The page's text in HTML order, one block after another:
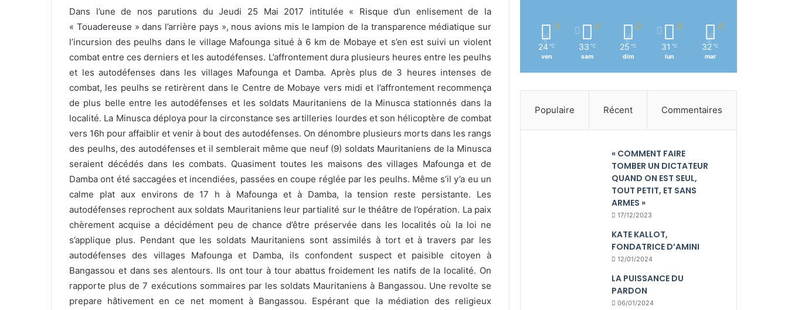
Dans l’une de nos parutions du Jeudi 25 Mai 2017 intitulée « Risque d’un enlisement de la
« Touadereuse » dans l’arrière pays », nous avions mis le lampion de la transparence médiatique sur
l’incursion des peulhs dans le village Mafounga situé à 6 km de Mobaye et s’en est suivi un violent
combat entre ces derniers et les autodéfenses. L’affrontement dura plusieurs heures entre les peulhs
et les autodéfenses dans les villages Mafounga et Damba. Après plus de 3 heures intenses de
combat, les peulhs se retirèrent dans le Centre de Mobaye vers midi et l’affrontement recommença
de plus belle entre les autodéfenses et les soldats Mauritaniens de la Minusca stationnés dans la
localité. La Minusca déploya pour la circonstance ses artilleries lourdes et son hélicoptère de combat
vers 16h pour affaiblir et venir à bout des autodéfenses. On dénombre plusieurs morts dans les rangs
des peulhs, des autodéfenses et il semblerait même que neuf (9) soldats Mauritaniens de la Minusca
seraient décédés dans les combats. Quasiment toutes les maisons des villages Mafounga et de
Damba ont été saccagées et incendiées, passées en coupe réglée par les peulhs. Même s’il y’a eu un
calme plat aux environs de 17 h à Mafounga et à Damba, la tension reste persistante. Les
autodéfenses reprochent aux soldats Mauritaniens leur partialité sur le théâtre de l’opération. La paix
chèrement acquise a décidément peu de chance d’être préservée dans les localités où la loi ne
s’applique plus. Pendant que les soldats Mauritaniens sont assimilés à tort et à travers par les
autodéfenses des villages Mafounga et Damba, ils confondent suspect et paisible citoyen à
Bangassou et dans ses alentours. Ils ont tour à tour abattus froidement les natifs de la localité. On
rapporte plus de 7 exécutions sommaires par les soldats Mauritaniens à Bangassou. Une revolte se
prepare hâtivement en ce net moment à Bangassou. Espérant que la médiation des religieux
24 ℃
ven
33 ℃
sam
25 ℃
dim
31 ℃
lun
32 ℃
mar
Populaire Récent Commentaires
« COMMENT FAIRE
TOMBER UN DICTATEUR
QUAND ON EST SEUL,
TOUT PETIT, ET SANS
ARMES »
17/12/2023
KATE KALLOT,
FONDATRICE D’AMINI
12/01/2024
LA PUISSANCE DU
PARDON
06/01/2024